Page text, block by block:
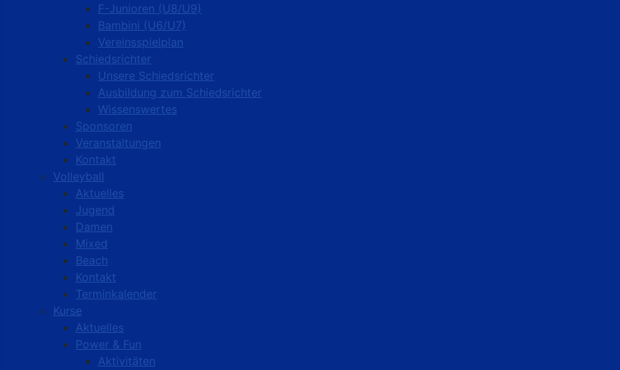
F-Junioren (U8/U9)
Bambini (U6/U7)
Vereinsspielplan
Schiedsrichter
Unsere Schiedsrichter
Ausbildung zum Schiedsrichter
Wissenswertes
Sponsoren
Veranstaltungen
Kontakt
Volleyball
Aktuelles
Jugend
Damen
Mixed
Beach
Kontakt
Terminkalender
Kurse
Aktuelles
Power & Fun
Aktivitäten